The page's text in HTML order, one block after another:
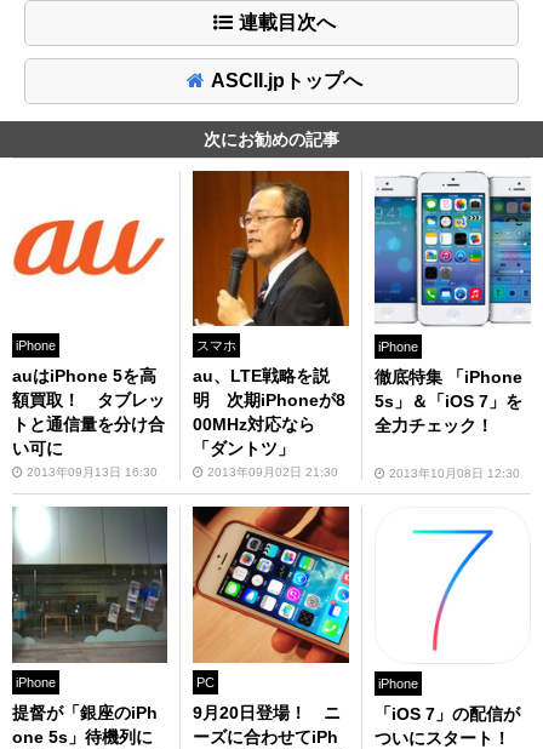
連載目次へ
ASCII.jpトップへ
次にお勧めの記事
iPhone
auはiPhone 5を高
額買取！ タブレッ
トと通信量を分け合
い可に
2013年09月13日 16:30
スマホ
au、LTE戦略を説
明 次期iPhoneが8
00MHz対応なら
「ダントツ」
2013年09月02日 21:30
iPhone
徹底特集 「iPhone
5s」＆「iOS 7」を
全力チェック！
2013年10月08日 12:30
iPhone
提督が「銀座のiPh
one 5s」待機列に
PC
9月20日登場！ ニ
ーズに合わせてiPh
iPhone
「iOS 7」の配信が
ついにスタート！